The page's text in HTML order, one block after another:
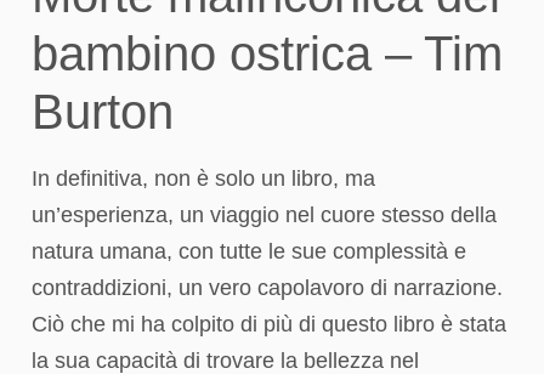
bambino ostrica – Tim
Burton
In definitiva, non è solo un libro, ma
un’esperienza, un viaggio nel cuore stesso della
natura umana, con tutte le sue complessità e
contraddizioni, un vero capolavoro di narrazione.
Ciò che mi ha colpito di più di questo libro è stata
la sua capacità di trovare la bellezza nel